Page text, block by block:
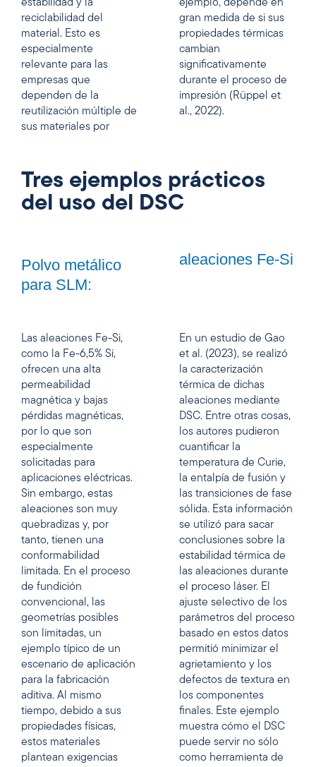
estabilidad y la
reciclabilidad del
material. Esto es
especialmente
relevante para las
empresas que
dependen de la
reutilización múltiple de
sus materiales por
ejemplo, depende en
gran medida de si sus
propiedades térmicas
cambian
significativamente
durante el proceso de
impresión (Rüppel et
al., 2022).
Tres ejemplos prácticos
del uso del DSC
Polvo metálico
para SLM:
aleaciones Fe-Si
Las aleaciones Fe-Si,
como la Fe-6,5% Si,
ofrecen una alta
permeabilidad
magnética y bajas
pérdidas magnéticas,
por lo que son
especialmente
solicitadas para
aplicaciones eléctricas.
Sin embargo, estas
aleaciones son muy
quebradizas y, por
tanto, tienen una
conformabilidad
limitada. En el proceso
de fundición
convencional, las
geometrías posibles
son limitadas, un
ejemplo típico de un
escenario de aplicación
para la fabricación
aditiva. Al mismo
tiempo, debido a sus
propiedades físicas,
estos materiales
plantean exigencias
En un estudio de Gao
et al. (2023), se realizó
la caracterización
térmica de dichas
aleaciones mediante
DSC. Entre otras cosas,
los autores pudieron
cuantificar la
temperatura de Curie,
la entalpía de fusión y
las transiciones de fase
sólida. Esta información
se utilizó para sacar
conclusiones sobre la
estabilidad térmica de
las aleaciones durante
el proceso láser. El
ajuste selectivo de los
parámetros del proceso
basado en estos datos
permitió minimizar el
agrietamiento y los
defectos de textura en
los componentes
finales. Este ejemplo
muestra cómo el DSC
puede servir no sólo
como herramienta de